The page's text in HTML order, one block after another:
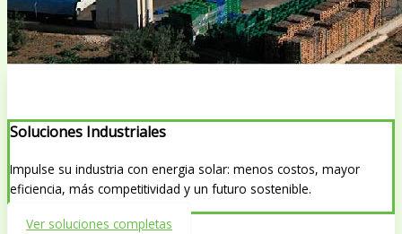
Soluciones Industriales
Impulse su industria con energia solar: menos costos, mayor
eficiencia, más competitividad y un futuro sostenible.
Ver soluciones completas